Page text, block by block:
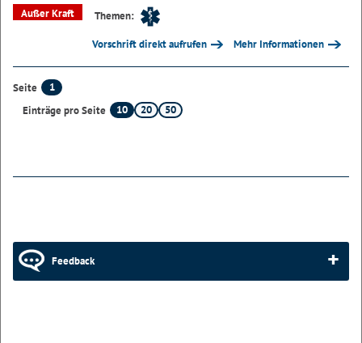
Außer Kraft
Themen:
Vorschrift direkt aufrufen Mehr Informationen
Seite
1
Einträge pro Seite
10 20 50
Feedback